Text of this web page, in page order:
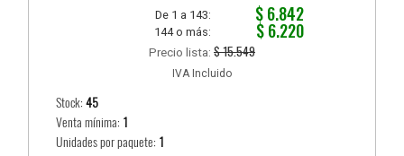
De 1 a 143: $ 6.842
144 o más: $ 6.220
Precio lista: $ 15.549
IVA Incluido
Stock:45
Venta mínima: 1
Unidades por paquete: 1